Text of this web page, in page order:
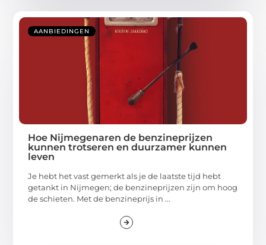
AANBIEDINGEN
Hoe Nijmegenaren de benzineprijzen
kunnen trotseren en duurzamer kunnen
leven
Je hebt het vast gemerkt als je de laatste tijd hebt
getankt in Nijmegen; de benzineprijzen zijn om hoog
de schieten. Met de benzineprijs in ...